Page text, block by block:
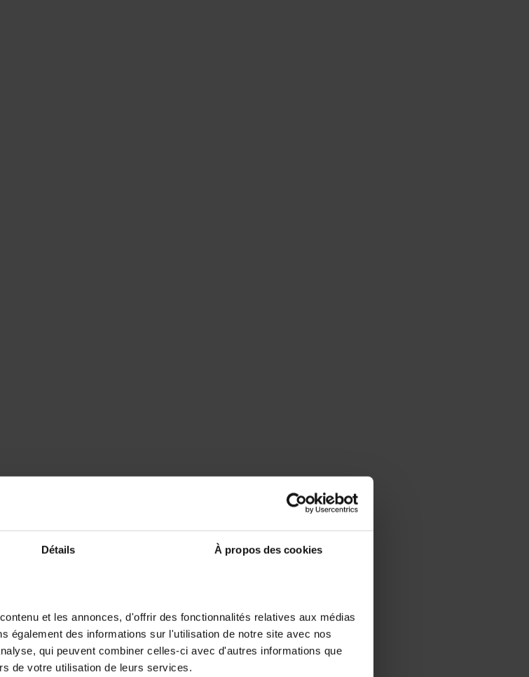
Détails À propos des cookies
et les annonces, d'offrir des fonctionnalités relatives aux médias
également des informations sur l'utilisation de notre site avec nos
qui peuvent combiner celles-ci avec d'autres informations que
de votre utilisation de leurs services.